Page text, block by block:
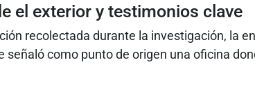
el exterior y testimonios clave
recolectada durante la investigación, la
señaló como punto de origen una oficina